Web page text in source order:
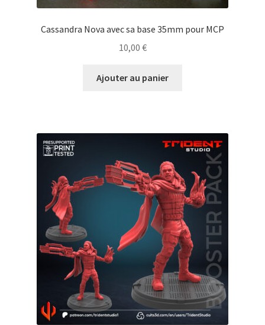
Cassandra Nova avec sa base 35mm pour MCP
10,00 €
Ajouter au panier